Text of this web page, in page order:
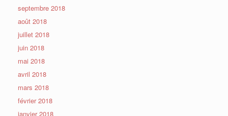
septembre 2018
août 2018
juillet 2018
juin 2018
mai 2018
avril 2018
mars 2018
février 2018
janvier 2018